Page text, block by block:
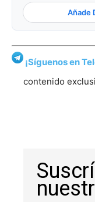
Añade
¡Síguenos en
contenido